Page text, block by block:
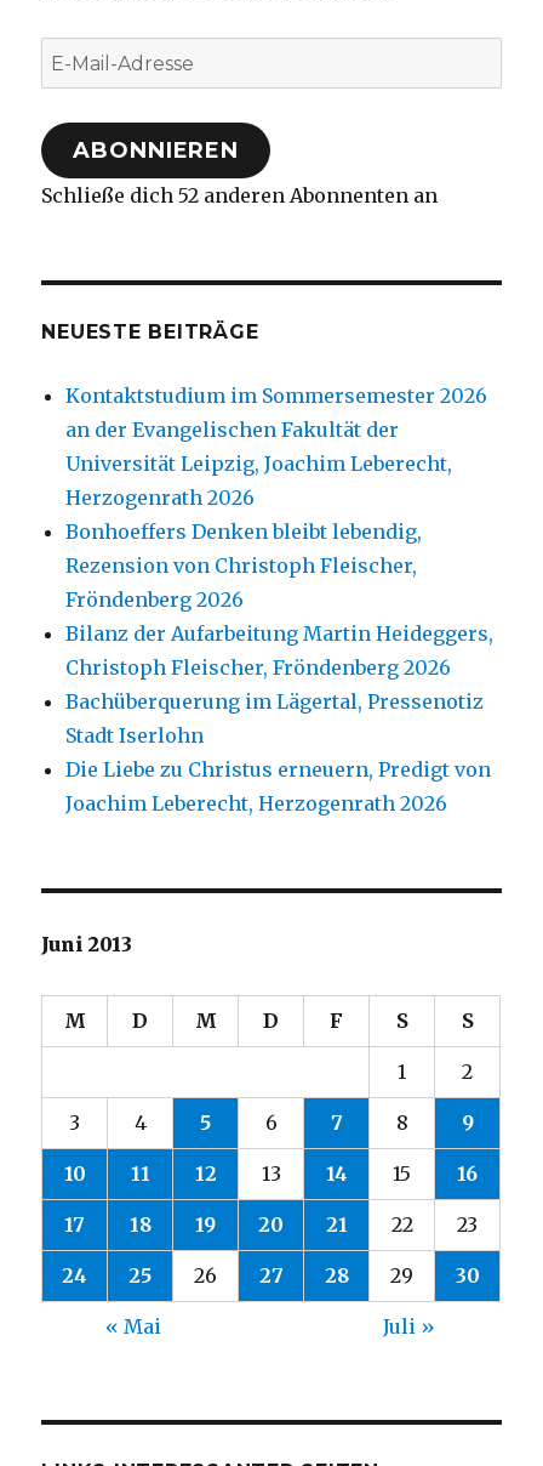
E-
Mail-
Adresse
ABONNIEREN
Schließe dich 52 anderen Abonnenten an
NEUESTE BEITRÄGE
Kontaktstudium im Sommersemester 2026
an der Evangelischen Fakultät der
Universität Leipzig, Joachim Leberecht,
Herzogenrath 2026
Bonhoeffers Denken bleibt lebendig,
Rezension von Christoph Fleischer,
Fröndenberg 2026
Bilanz der Aufarbeitung Martin Heideggers,
Christoph Fleischer, Fröndenberg 2026
Bachüberquerung im Lägertal, Pressenotiz
Stadt Iserlohn
Die Liebe zu Christus erneuern, Predigt von
Joachim Leberecht, Herzogenrath 2026
Juni 2013
M D M D F S S
1 2
3 4 5 6 7 8 9
10 11 12 13 14 15 16
17 18 19 20 21 22 23
24 25 26 27 28 29 30
« Mai Juli »